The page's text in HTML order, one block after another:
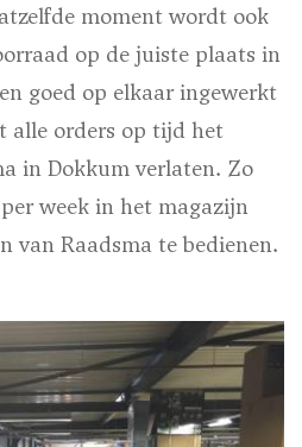
moment wordt ook
op de juiste plaats in
goed op elkaar ingewerkt
alle orders op tijd het
in Dokkum verlaten. Zo
week in het magazijn
van Raadsma te bedienen.